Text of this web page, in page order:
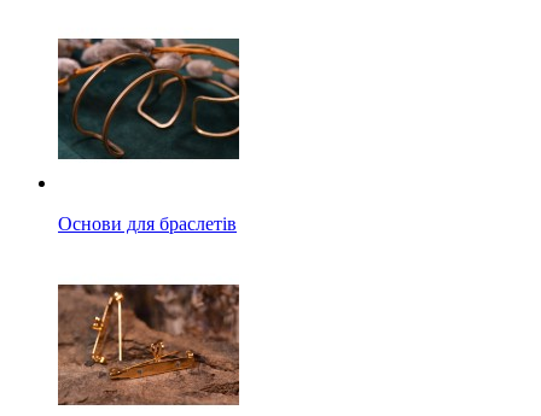
Основи для браслетів